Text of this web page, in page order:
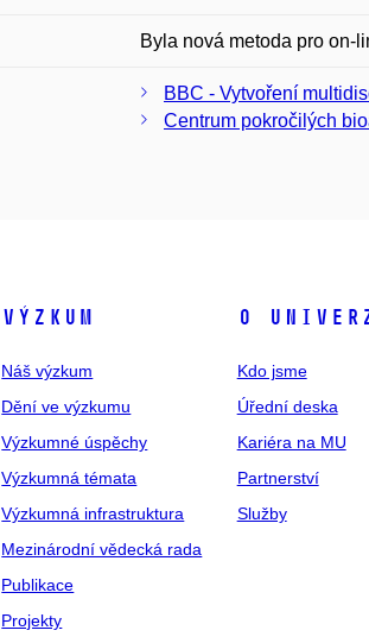
Byla nová metoda pro on-
BBC - Vytvoření
Centrum pokročilých
Výzkum
Náš výzkum
Dění ve výzkumu
Výzkumné úspěchy
Výzkumná témata
Výzkumná infrastruktura
Mezinárodní vědecká rada
Publikace
Projekty
O
Kdo jsme
Úřední deska
Kariéra na MU
Partnerství
Služby